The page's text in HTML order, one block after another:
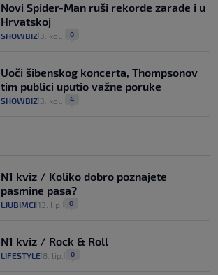
Novi Spider-Man ruši rekorde zarade i u
Hrvatskoj
SHOWBIZ 3. kol. 0
Uoči šibenskog koncerta, Thompsonov
tim publici uputio važne poruke
SHOWBIZ 3. kol. 4
N1 kviz / Koliko dobro poznajete
pasmine pasa?
LJUBIMCI 13. lip. 0
N1 kviz / Rock & Roll
LIFESTYLE 8. lip. 0